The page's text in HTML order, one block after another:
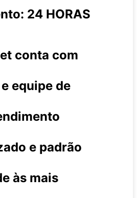
24 HORAS
conta com
equipe de
e padrão
às mais